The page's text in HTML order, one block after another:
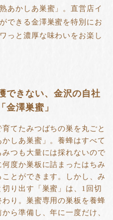
あかしあ巣蜜」。直営店イ
できる金澤巣蜜を特別にお
っと濃厚な味わいをお楽し
できない、金沢の自社
金澤巣蜜」
てたみつばちの巣を丸ごと
しあ巣蜜」。養蜂はすべて
つも大量には採れないので
度か巣板に詰まったはちみ
とができます。しかし、み
り出す「巣蜜」は、1回切
わり。巣蜜専用の巣板を養蜂
ら準備し、年に一度だけ、